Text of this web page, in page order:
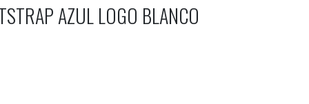
AZUL LOGO BLANCO